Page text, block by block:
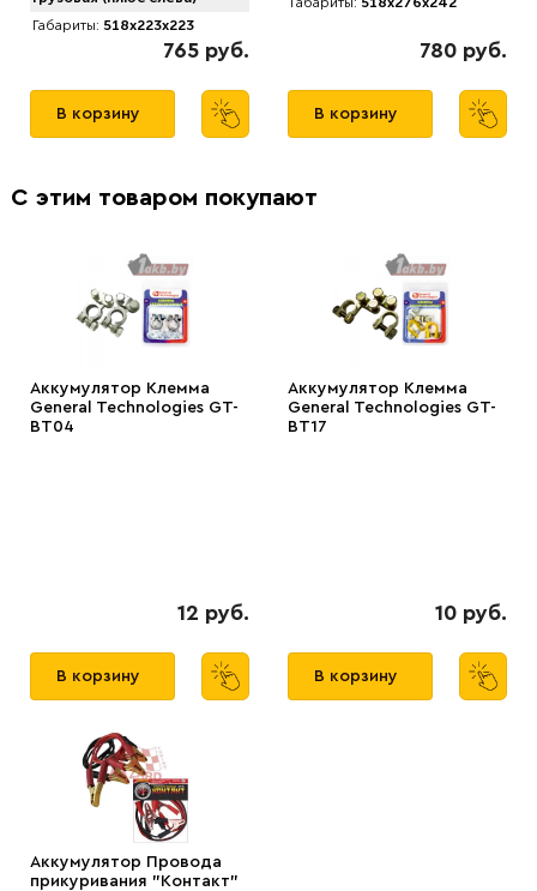
Габариты: 518x223x223
765 руб.
В корзину
780 руб.
В корзину
С этим товаром покупают
Аккумулятор Клемма
General Technologies GT-
BT04
12 руб.
В корзину
Аккумулятор Клемма
General Technologies GT-
BT17
10 руб.
В корзину
Аккумулятор Провода
прикуривания "Контакт"